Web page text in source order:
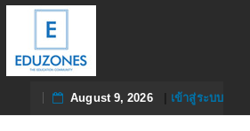
August 9, 2026| เข้าสู่ระบบ